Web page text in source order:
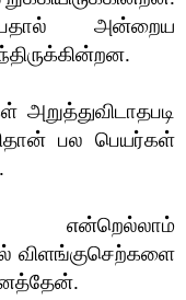
அன்றைய
பல பெயர்கள்
என்றெல்லாம்
விளங்குசெற்களை